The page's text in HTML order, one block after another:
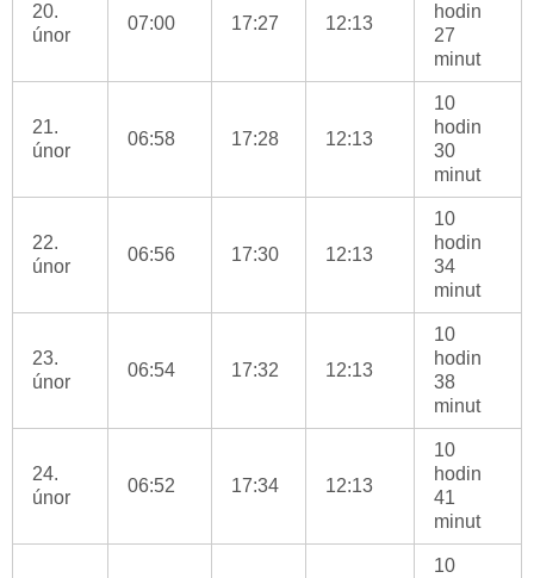
20.
únor
07:00 17:27 12:13
hodin
27
minut
21.
únor
06:58 17:28 12:13
10
hodin
30
minut
22.
únor
06:56 17:30 12:13
10
hodin
34
minut
23.
únor
06:54 17:32 12:13
10
hodin
38
minut
24.
únor
06:52 17:34 12:13
10
hodin
41
minut
10